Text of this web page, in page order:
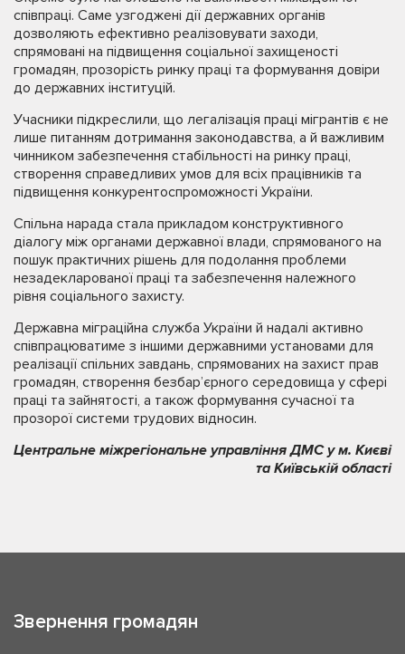
співпраці. Саме узгоджені дії державних органів
дозволяють ефективно реалізовувати заходи,
спрямовані на підвищення соціальної захищеності
громадян, прозорість ринку праці та формування довіри
до державних інституцій.
Учасники підкреслили, що легалізація праці мігрантів є не
лише питанням дотримання законодавства, а й важливим
чинником забезпечення стабільності на ринку праці,
створення справедливих умов для всіх працівників та
підвищення конкурентоспроможності України.
Спільна нарада стала прикладом конструктивного
діалогу між органами державної влади, спрямованого на
пошук практичних рішень для подолання проблеми
незадекларованої праці та забезпечення належного
рівня соціального захисту.
Державна міграційна служба України й надалі активно
співпрацюватиме з іншими державними установами для
реалізації спільних завдань, спрямованих на захист прав
громадян, створення безбар’єрного середовища у сфері
праці та зайнятості, а також формування сучасної та
прозорої системи трудових відносин.
Центральне міжрегіональне управління ДМС у м. Києві
та Київській області
Звернення громадян